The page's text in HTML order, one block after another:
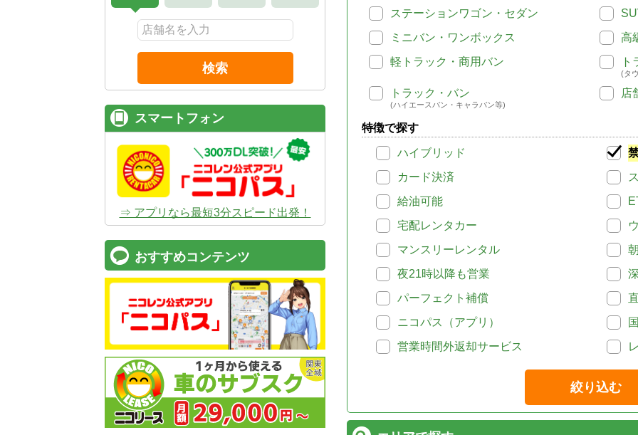
ステーションワゴン・セダン
ミニバン・ワンボックス
高
軽トラック・商用バン
ト
(タ
トラック・バン
(ハイエースバン・キャラバン等)
店
特徴で探す
ハイブリッド
カード決済
給油可能
宅配レンタカー
マンスリーレンタル
夜21時以降も営業
パーフェクト補償
ニコパス（アプリ）
営業時間外返却サービス
絞り込む
検索
スマートフォン
⇒ アプリなら最短3分スピード出発！
おすすめコンテンツ